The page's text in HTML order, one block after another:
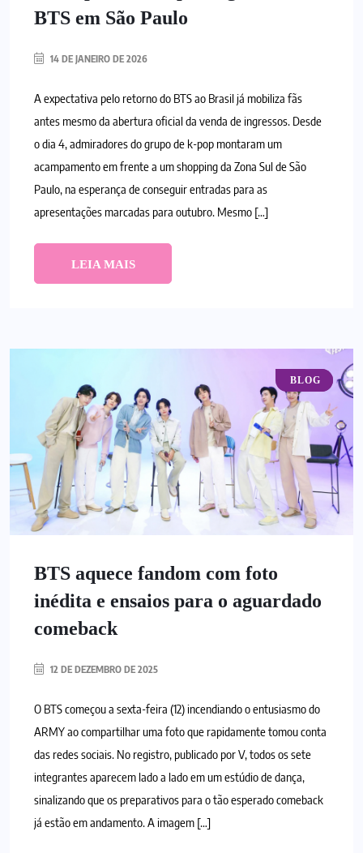
BTS em São Paulo
14 DE JANEIRO DE 2026
A expectativa pelo retorno do BTS ao Brasil já mobiliza fãs
antes mesmo da abertura oficial da venda de ingressos. Desde
o dia 4, admiradores do grupo de k-pop montaram um
acampamento em frente a um shopping da Zona Sul de São
Paulo, na esperança de conseguir entradas para as
apresentações marcadas para outubro. Mesmo […]
LEIA MAIS
K-POP
BLOG
BTS aquece fandom com foto
inédita e ensaios para o aguardado
comeback
12 DE DEZEMBRO DE 2025
O BTS começou a sexta-feira (12) incendiando o entusiasmo do
ARMY ao compartilhar uma foto que rapidamente tomou conta
das redes sociais. No registro, publicado por V, todos os sete
integrantes aparecem lado a lado em um estúdio de dança,
sinalizando que os preparativos para o tão esperado comeback
já estão em andamento. A imagem […]